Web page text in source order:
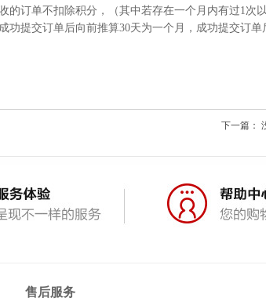
订单不扣除积分，（其中若存在一个月内有过1次
提交订单后向前推算30天为一个月，成功提交订单
下一篇：
售后服务